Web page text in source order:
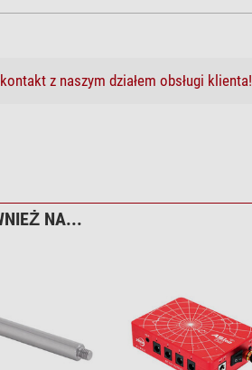
z naszym działem obsługi klienta!
NA...